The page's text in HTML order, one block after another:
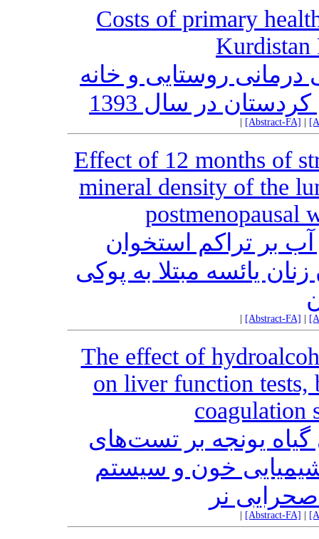
Costs of primary
Kurdistan
روستایی و خانه
در سال 1393
[Abstract-FA]
Effect of 12 months of
mineral density of the
postmenopausal
در آب بر تراکم استخوان
یائسه مبتلا به پوکی
[Abstract-FA]
The effect of
on liver function tests,
coagulation
یونجه بر تست‌های
خون و سیستم
نر
[Abstract-FA]